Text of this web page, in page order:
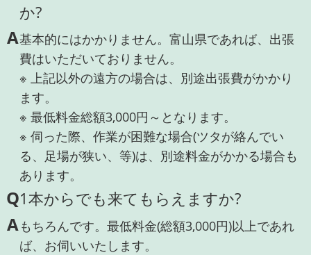
か?
A基本的にはかかりません。富山県であれば、出張
費はいただいておりません。
※ 上記以外の遠方の場合は、別途出張費がかかり
ます。
※ 最低料金総額3,000円～となります。
※ 伺った際、作業が困難な場合(ツタが絡んでい
る、足場が狭い、等)は、別途料金がかかる場合も
あります。
Q1本からでも来てもらえますか?
Aもちろんです。最低料金(総額3,000円)以上であれ
ば、お伺いいたします。